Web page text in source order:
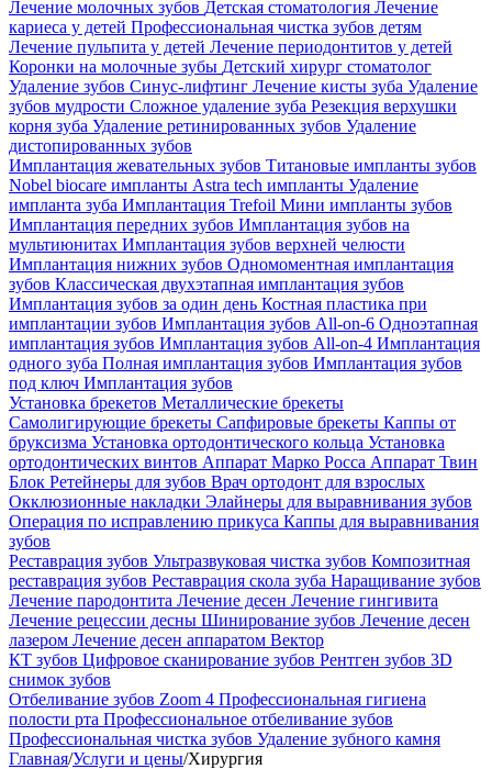
Лечение молочных зубов Детская стоматология Лечение
кариеса у детей Профессиональная чистка зубов детям
Лечение пульпита у детей Лечение периодонтитов у детей
Коронки на молочные зубы Детский хирург стоматолог
Удаление зубов Синус-лифтинг Лечение кисты зуба Удаление
зубов мудрости Сложное удаление зуба Резекция верхушки
корня зуба Удаление ретинированных зубов Удаление
дистопированных зубов
Имплантация жевательных зубов Титановые импланты зубов
Nobel biocare импланты Astra tech импланты Удаление
импланта зуба Имплантация Trefoil Мини импланты зубов
Имплантация передних зубов Имплантация зубов на
мультиюнитах Имплантация зубов верхней челюсти
Имплантация нижних зубов Одномоментная имплантация
зубов Классическая двухэтапная имплантация зубов
Имплантация зубов за один день Костная пластика при
имплантации зубов Имплантация зубов All-on-6 Одноэтапная
имплантация зубов Имплантация зубов All-on-4 Имплантация
одного зуба Полная имплантация зубов Имплантация зубов
под ключ Имплантация зубов
Установка брекетов Металлические брекеты
Самолигирующие брекеты Сапфировые брекеты Каппы от
бруксизма Установка ортодонтического кольца Установка
ортодонтических винтов Аппарат Марко Росса Аппарат Твин
Блок Ретейнеры для зубов Врач ортодонт для взрослых
Окклюзионные накладки Элайнеры для выравнивания зубов
Операция по исправлению прикуса Каппы для выравнивания
зубов
Реставрация зубов Ультразвуковая чистка зубов Композитная
реставрация зубов Реставрация скола зуба Наращивание зубов
Лечение пародонтита Лечение десен Лечение гингивита
Лечение рецессии десны Шинирование зубов Лечение десен
лазером Лечение десен аппаратом Вектор
КТ зубов Цифровое сканирование зубов Рентген зубов 3D
снимок зубов
Отбеливание зубов Zoom 4 Профессиональная гигиена
полости рта Профессиональное отбеливание зубов
Профессиональная чистка зубов Удаление зубного камня
Главная/Услуги и цены/Хирургия